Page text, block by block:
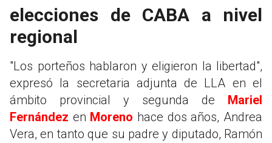
elecciones de CABA a nivel
regional
"Los porteños hablaron y eligieron la libertad",
expresó la secretaria adjunta de LLA en el
ámbito provincial y segunda de Mariel
Fernández en Moreno hace dos años, Andrea
Vera, en tanto que su padre y diputado, Ramón